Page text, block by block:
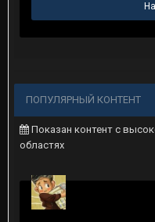
ПОПУЛЯРНЫЙ КОНТЕНТ
Показан контент с
областях